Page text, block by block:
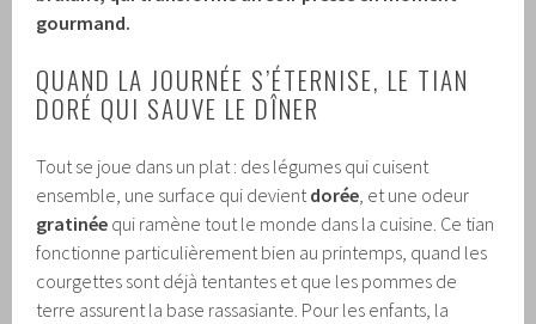
gourmand.
QUAND LA JOURNÉE S’ÉTERNISE, LE TIAN
DORÉ QUI SAUVE LE DÎNER
Tout se joue dans un plat : des légumes qui cuisent
ensemble, une surface qui devient dorée , et une odeur
gratinée qui ramène tout le monde dans la cuisine. Ce tian
fonctionne particulièrement bien au printemps, quand les
courgettes sont déjà tentantes et que les pommes de
terre assurent la base rassasiante. Pour les enfants, la